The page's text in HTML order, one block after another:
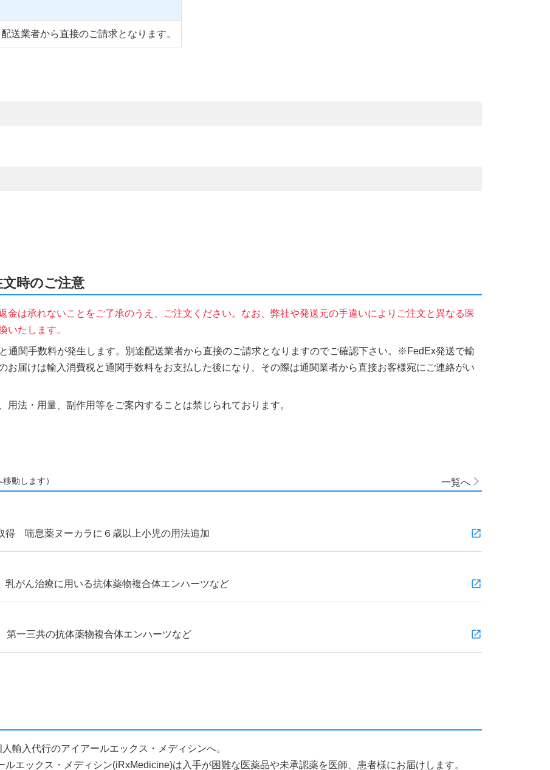
配送業者から直接のご請求となります。
時のご注意
金は承れないことをご了承のうえ、ご注文ください。なお、弊社や発送元の手違いによりご注文と異なる医
いたします。
通関手数料が発生します。別途配送業者から直接のご請求となりますのでご確認下さい。※FedEx発送で輸
お届けは輸入消費税と通関手数料をお支払した後になり、その際は通関業者から直接お客様宛にご連絡がい
法・用量、副作用等をご案内することは禁じられております。
移動します） 一覧へ
喘息薬ヌーカラに６歳以上小児の用法追加
がん治療に用いる抗体薬物複合体エンハーツなど
一三共の抗体薬物複合体エンハーツなど
輸入代行のアイアールエックス・メディシンへ。
ルエックス・メディシン(iRxMedicine)は入手が困難な医薬品や未承認薬を医師、患者様にお届けします。